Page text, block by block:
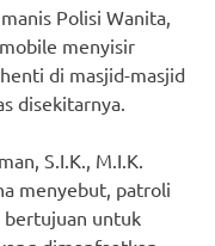
Polisi Wanita,
menyisir
di masjid-masjid
disekitarnya.
S.I.K., M.I.K.
menyebut, patroli
bertujuan untuk